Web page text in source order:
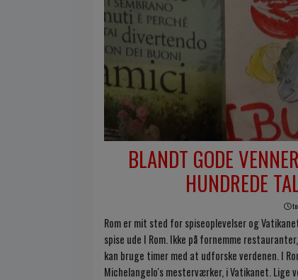
BLANDT GODE
HUNDREDE
Rom er mit sted for spiseoplevelser og
spise ude I Rom. Ikke på fornemme
kan bruge timer med at udforske verdenen. I
Michelangelo's mesterværker, i Vatikanet. Lige